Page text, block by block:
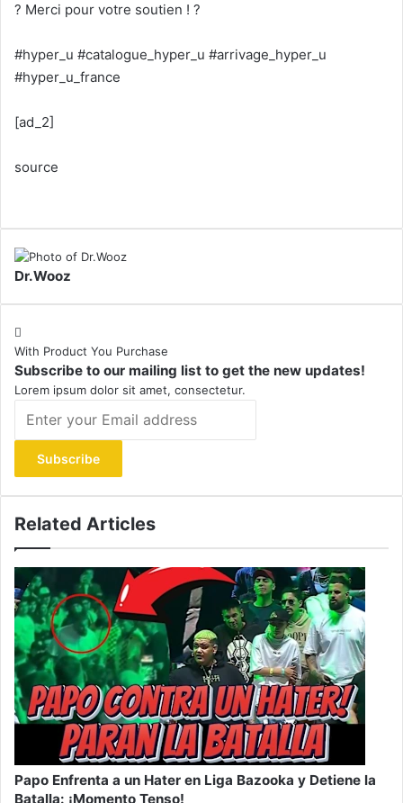
? Merci pour votre soutien ! ?
#hyper_u​ #catalogue_hyper_u #arrivage_hyper_u
#hyper_u_france
[ad_2]
source
Dr.Wooz
With Product You Purchase
Subscribe to our mailing list to get the new updates!
Lorem ipsum dolor sit amet, consectetur.
your
Email
address
Related Articles
Papo Enfrenta a un Hater en Liga Bazooka y Detiene la
Batalla: ¡Momento Tenso!